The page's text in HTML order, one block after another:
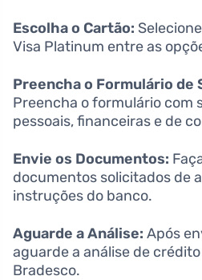
Escolha o Cartão:
Visa Platinum entre as
Preencha o Formulário de
Preencha o formulário com
pessoais, financeiras e de
Envie os Documentos:
documentos solicitados de
instruções do banco.
Aguarde a Análise: Após
aguarde a análise de
Bradesco.